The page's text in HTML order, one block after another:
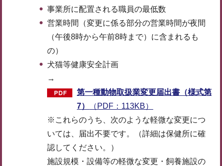
事業所に配置される職員の最低数
営業時間（変更に係る部分の営業時間が夜間
（午後8時から午前8時まで）に含まれるも
の）
犬猫等健康安全計画
→
第一種動物取扱業変更届出書（様式第
7）
（PDF：113KB）
※これらのうち、次のような軽微な変更につ
いては、届出不要です。（詳細は保健所に確
認してください。）
施設規模・設備等の軽微な変更・飼養施設の